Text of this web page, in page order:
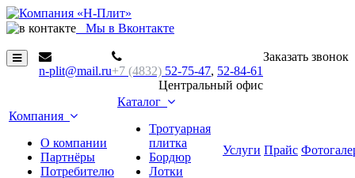
Мы в Вконтакте
Заказать звонок
+7 (4832) 52-75-47, 52-84-61
Центральный офис
n-plit@mail.ru
Компания
О компании
Партнёры
Потребителю
Каталог
Тротуарная
плитка
Бордюр
Лотки
Услуги Прайс